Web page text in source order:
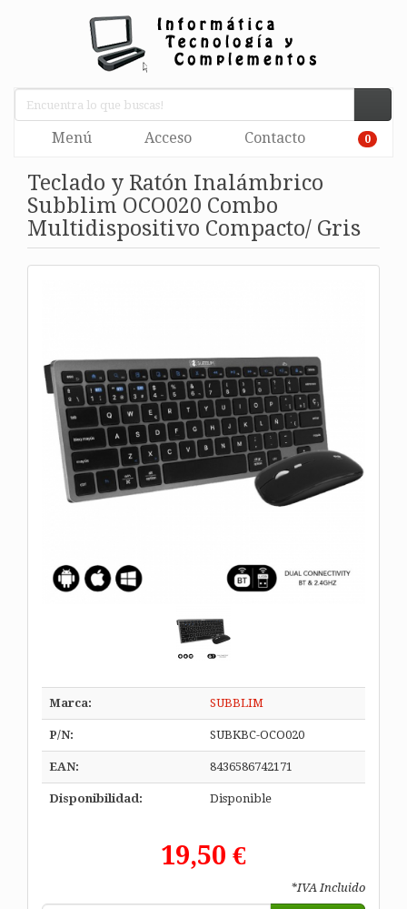
Menú Acceso Contacto 0
Teclado y Ratón Inalámbrico
Subblim OCO020 Combo
Multidispositivo Compacto/ Gris
Marca: SUBBLIM
P/N: SUBKBC-OCO020
EAN: 8436586742171
Disponibilidad: Disponible
19,50 €
*IVA Incluido